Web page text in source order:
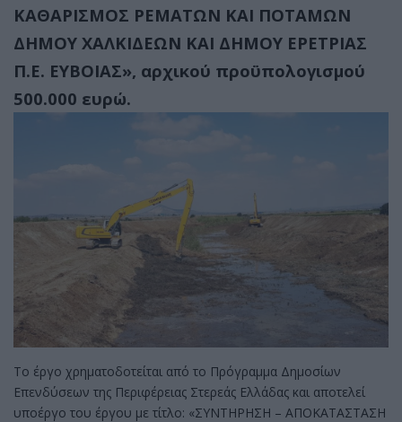
ΚΑΘΑΡΙΣΜΟΣ ΡΕΜΑΤΩΝ ΚΑΙ ΠΟΤΑΜΩΝ
ΔΗΜΟΥ ΧΑΛΚΙΔΕΩΝ ΚΑΙ ΔΗΜΟΥ ΕΡΕΤΡΙΑΣ
Π.Ε. ΕΥΒΟΙΑΣ», αρχικού προϋπολογισμού
500.000 ευρώ.
Το έργο χρηματοδοτείται από το Πρόγραμμα Δημοσίων
Επενδύσεων της Περιφέρειας Στερεάς Ελλάδας και αποτελεί
υποέργο του έργου με τίτλο: «ΣΥΝΤΗΡΗΣΗ – ΑΠΟΚΑΤΑΣΤΑΣΗ